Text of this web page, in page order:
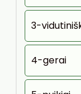
3-
4-gerai